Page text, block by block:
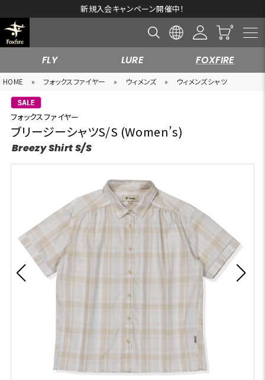
新規入会キャンペーン開催中！
FLY LURE FOXFIRE
HOME » フォックスファイヤー » ウィメンズ » ウィメンズシャツ
フォックスファイヤー
ブリージーシャツS/S (Women’s)
Breezy Shirt S/S